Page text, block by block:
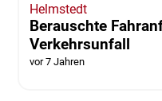
Helmstedt
Berauschte
Verkehrsunfall
vor 7 Jahren